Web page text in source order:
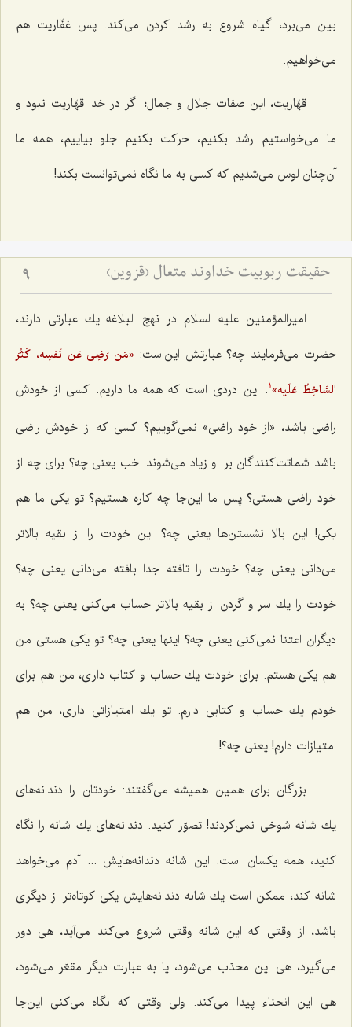
بین می‌برد، گیاه شروع به رشد كردن می‌كند. پس غفّاریت هم
می‌خواهیم.
قهّاریت، این صفات جلال و جمال؛ اگر در خدا قهّاریت نبود و
ما می‌خواستیم رشد بكنیم، حركت بكنیم جلو بیاییم، همه ما
آن‌چنان لوس می‌شدیم كه كسی به ما نگاه نمی‌توانست بكند!
حقیقت ربوبیت خداوند متعال (قزوین) 9
امیرالمؤمنین علیه السلام در نهج البلاغه یك عبارتی دارند،
حضرت می‌فرمایند چه؟ عبارتش این‌است: «مَن رَضِی عَن نَفسِه، كَثُرَ
السَّاخِطُ عَلَیه»1 . این دردی است كه همه ما داریم. كسی از خودش
راضی باشد، «از خود راضی» نمی‌گوییم؟ كسی كه از خودش راضی
باشد شماتت‌كنندگان بر او زیاد می‌شوند. خب یعنی چه؟ برای چه از
خود راضی هستی؟ پس ما این‌جا چه كاره هستیم؟ تو یكی ما هم
یكی! این بالا نشستن‌ها یعنی چه؟ این خودت را از بقیه بالاتر
می‌دانی یعنی چه؟ خودت را تافته جدا بافته می‌دانی یعنی چه؟
خودت را یك سر و گردن از بقیه بالاتر حساب می‌كنی یعنی چه؟ به
دیگران اعتنا نمی‌كنی یعنی چه؟ اینها یعنی چه؟ تو یكی هستی من
هم یكی هستم. برای خودت یك حساب و كتاب داری، من هم برای
خودم یك حساب و كتابی دارم. تو یك امتیازاتی داری، من هم
امتیازات دارم! یعنی‌ چه؟!
بزرگان برای همین همیشه می‌گفتند: خودتان را دندانه‌های
یك شانه شوخی نمی‌كردند! تصوّر كنید. دندانه‌های یك شانه را نگاه
كنید، همه یكسان است. این شانه دندانه‌هایش ... آدم می‌خواهد
شانه كند، ممكن است یك شانه دندانه‌هایش یكی كوتاه‌تر از دیگری
باشد، از وقتی كه این شانه وقتی شروع می‌كند می‌آید، هی دور
می‌گیرد، هی این محدّب می‌شود، یا به عبارت دیگر مقعّر می‌شود،
هی این انحناء پیدا می‌كند. ولی وقتی كه نگاه می‌كنی این‌جا